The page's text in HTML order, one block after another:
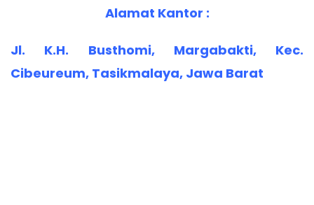
Alamat Kantor :
Jl. K.H. Busthomi, Margabakti, Kec.
Cibeureum, Tasikmalaya, Jawa Barat